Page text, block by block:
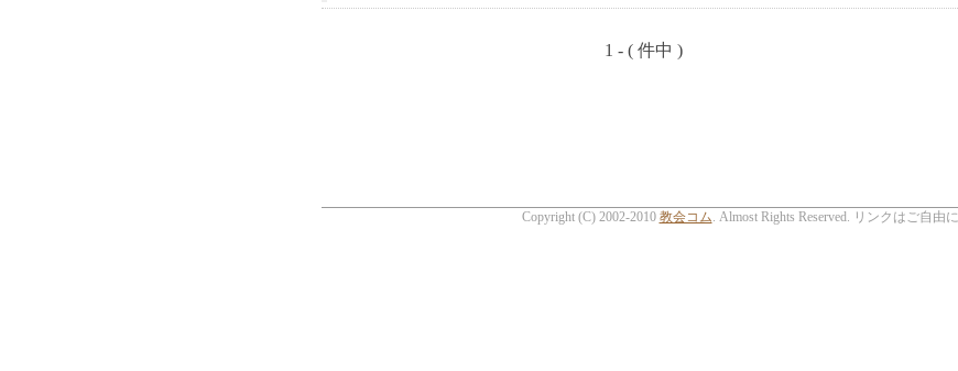
1 - ( 件中 )
Copyright (C) 2002-2010 教会コム . Almost Rights Reserved. リンクはご自由に